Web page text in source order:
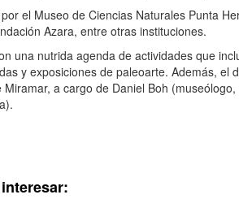
el Museo de Ciencias Naturales Punta
Azara, entre otras instituciones.
una nutrida agenda de actividades que
y exposiciones de paleoarte. Además, el
a cargo de Daniel Boh